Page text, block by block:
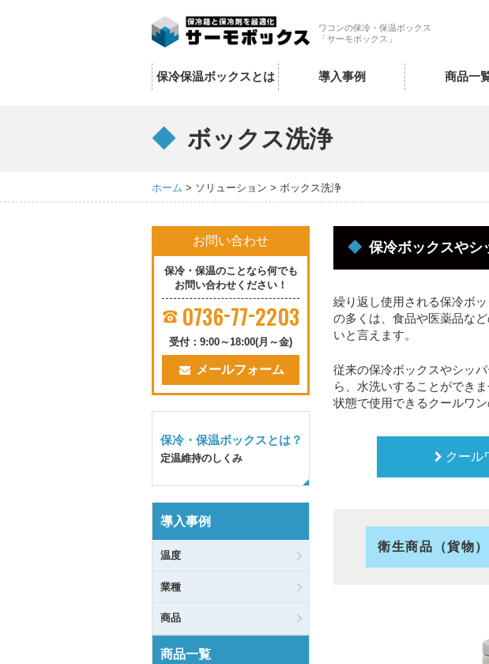
ワコンの保冷・保温ボックス
「サーモボックス」
保冷保温ボックスとは 導入事例 商品一
ボックス洗浄
ホーム ソリューション ボックス洗浄
保冷ボックスや
繰り返し使用される保冷ボ
の多くは、食品や医薬品な
いと言えます。
従来の保冷ボックスやシッ
ら、水洗いすることができ
状態で使用できるクールワ
クール
衛生商品（貨物）
お問い合わせ
保冷・保温のことなら何でも
お問い合わせください！
0736-77-2203
受付：9:00～18:00(月～金)
メールフォーム
保冷・保温ボックスとは？
定温維持のしくみ
導入事例
温度
業種
商品
商品一覧